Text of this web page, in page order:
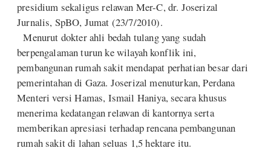
presidium sekaligus relawan Mer-C, dr. Joserizal
Jurnalis, SpBO, Jumat (23/7/2010).
Menurut dokter ahli bedah tulang yang sudah
berpengalaman turun ke wilayah konflik ini,
pembangunan rumah sakit mendapat perhatian besar dari
pemerintahan di Gaza. Joserizal menuturkan, Perdana
Menteri versi Hamas, Ismail Haniya, secara khusus
menerima kedatangan relawan di kantornya serta
memberikan apresiasi terhadap rencana pembangunan
rumah sakit di lahan seluas 1,5 hektare itu.